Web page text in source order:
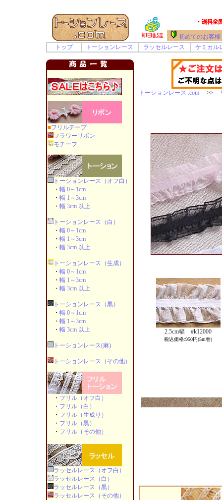
初めてのお客様
トップ
トーションレース ラッセルレース ケミカル
■フリルテープ
フラワーリボン
モチーフ
トーションレース（オフ白）
・ 幅 0～1cm
・ 幅 1～3cm
・ 幅 3cm 以上
トーションレース（白）
・ 幅 0～1cm
・ 幅 1～3cm
・ 幅 3cm 以上
トーションレース（生成）
・ 幅 0～1cm
・ 幅 1～3cm
・ 幅 3cm 以上
トーションレース（黒）
・ 幅 0～1cm
・ 幅 1～3cm
・ 幅 3cm 以上
トーションレース(麻)
トーションレース（その他）
・ フリル（オフ白）
・ フリル（白）
・ フリル（生成り）
・ フリル（黒）
・ フリル（その他）
ラッセルレース（オフ白）
ラッセルレース（白）
ラッセルレース（黒）
ラッセルレース（その他）
トーションレース .com>>
2.5cm幅 #k12000
税込価格:950円(5m巻)